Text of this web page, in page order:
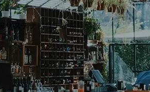
サステナビリティ採用情報
運営ホテル